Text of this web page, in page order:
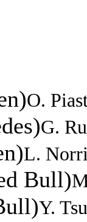
O.
G.
L.
Y.